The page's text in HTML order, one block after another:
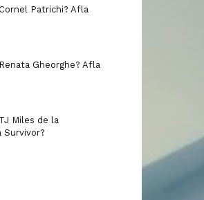
Patrichi? Afla
Gheorghe? Afla
Miles de la